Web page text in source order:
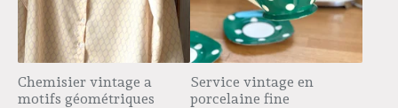
Chemisier vintage a
motifs géométriques
Service vintage en
porcelaine fine